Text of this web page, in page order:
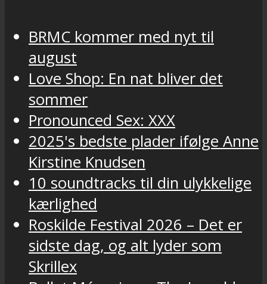
BRMC kommer med nyt til
august
Love Shop: En nat bliver det
sommer
Pronounced Sex: XXX
2025's bedste plader ifølge Anne
Kirstine Knudsen
10 soundtracks til din ulykkelige
kærlighed
Roskilde Festival 2026 – Det er
sidste dag, og alt lyder som
Skrillex